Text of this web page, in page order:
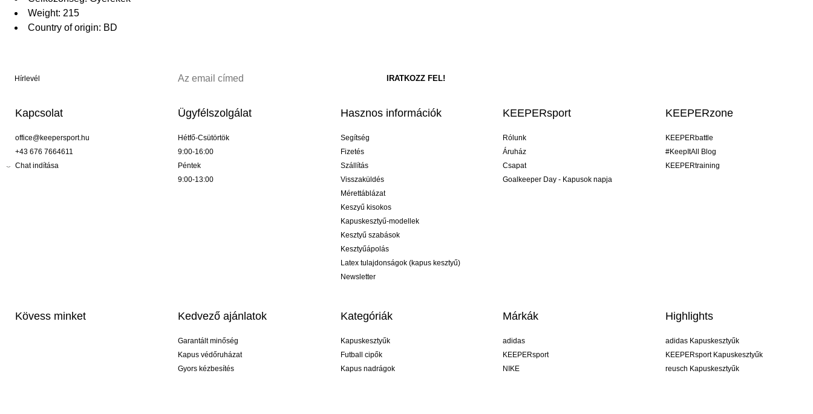
Weight: 215
Country of origin: BD
Hírlevél
Kapcsolat
office@keepersport.hu
+43 676 7664611
Chat indítása
Ügyfélszolgálat
Hétfő-Csütörtök
9:00-16:00
Péntek
9:00-13:00
Hasznos információk
Segítség
Fizetés
Szállítás
Visszaküldés
Mérettáblázat
Keszyű kisokos
Kapuskesztyű-modellek
Kesztyű szabások
Kesztyűápolás
Latex tulajdonságok (kapus kesztyű)
Newsletter
KEEPERsport
Rólunk
Áruház
Csapat
Goalkeeper Day - Kapusok napja
KEEPERzone
KEEPERbattle
#KeepItAll Blog
KEEPERtraining
Kövess minket Kedvező ajánlatok
Garantált minőség
Kapus védőruházat
Gyors kézbesítés
Kategóriák
Kapuskesztyűk
Futball cipők
Kapus nadrágok
Márkák
adidas
KEEPERsport
NIKE
Highlights
adidas Kapuskesztyűk
KEEPERsport Kapuskesztyűk
reusch Kapuskesztyűk